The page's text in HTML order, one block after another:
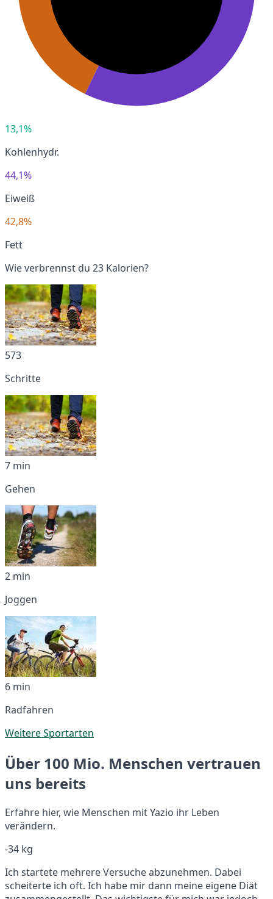
13,1%
Kohlenhydr.
44,1%
Eiweiß
42,8%
Fett
Wie verbrennst du 23 Kalorien?
573
Schritte
7 min
Gehen
2 min
Joggen
6 min
Radfahren
Weitere Sportarten
Über 100 Mio. Menschen vertrauen
uns bereits
Erfahre hier, wie Menschen mit Yazio ihr Leben
verändern.
-34 kg
Ich startete mehrere Versuche abzunehmen. Dabei
scheiterte ich oft. Ich habe mir dann meine eigene Diät